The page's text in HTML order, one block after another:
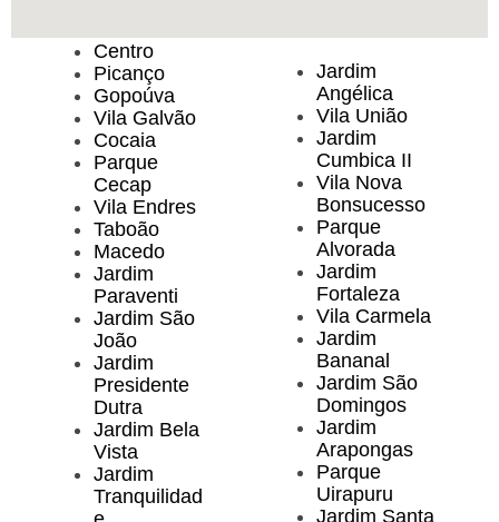
Centro
Picanço
Gopoúva
Vila Galvão
Cocaia
Parque
Cecap
Vila Endres
Taboão
Macedo
Jardim
Paraventi
Jardim São
João
Jardim
Presidente
Dutra
Jardim Bela
Vista
Jardim
Tranquilidad
Jardim
Angélica
Vila União
Jardim
Cumbica II
Vila Nova
Bonsucesso
Parque
Alvorada
Jardim
Fortaleza
Vila Carmela
Jardim
Bananal
Jardim São
Domingos
Jardim
Arapongas
Parque
Uirapuru
Jardim Santa